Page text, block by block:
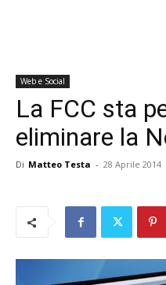
Web e Social
La FCC sta
eliminare la
Di Matteo Testa - 28 Aprile 2014